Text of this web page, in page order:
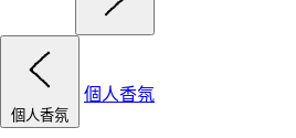
個人香氛
個人香氛